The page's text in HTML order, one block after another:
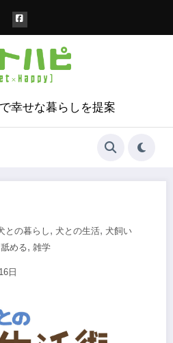
幸せな暮らしを提案
との暮らし , 犬との生活, 犬飼い
める, 雑学
日